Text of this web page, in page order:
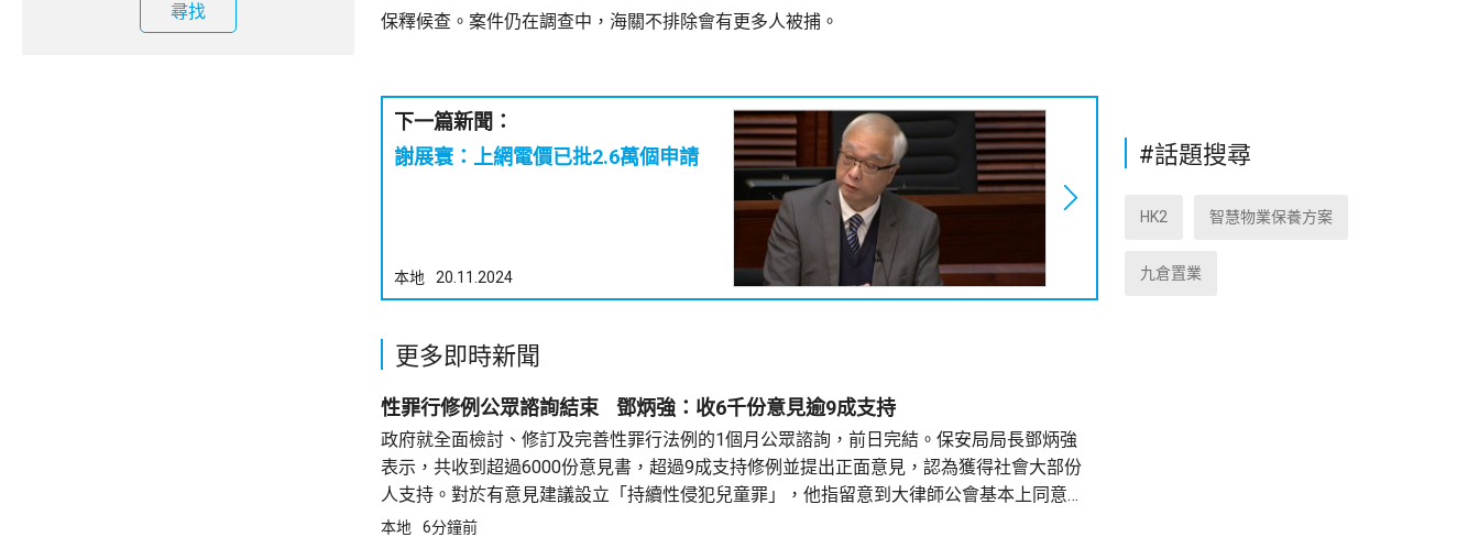
尋找
保釋候查。案件仍在調查中，海關不排除會有更多人被捕。
下一篇新聞：
謝展寰：上網電價已批2.6萬個申請
本地 20.11.2024
更多即時新聞
性罪行修例公眾諮詢結束 鄧炳強：收6千份意見逾9成支持
政府就全面檢討、修訂及完善性罪行法例的1個月公眾諮詢，前日完結。保安局局長鄧炳強
表示，共收到超過6000份意見書，超過9成支持修例並提出正面意見，認為獲得社會大部份
人支持。對於有意見建議設立「持續性侵犯兒童罪」，他指留意到大律師公會基本上同意
訂立有關罪行，政府會積極考慮相關建議，與相關持份者保持緊密溝通。 有意見認為政府
本地 6分鐘前
#話題搜尋
HK2 智慧物業保養方案
九倉置業